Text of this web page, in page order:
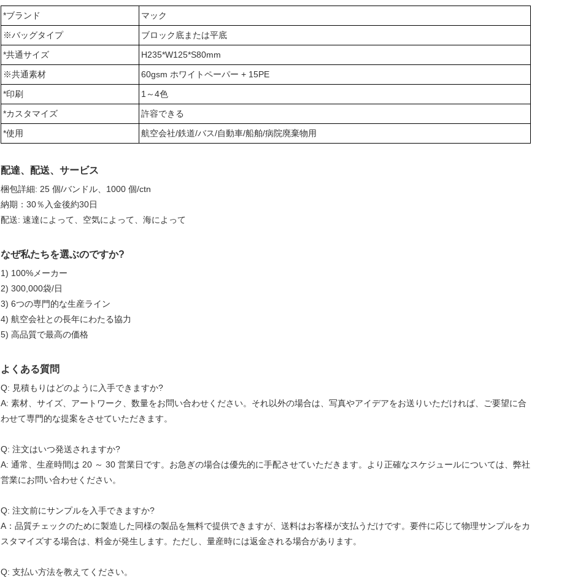
*ブランド
マック
※バッグタイプ
ブロック底または平底
*共通サイズ
H235*W125*S80mm
※共通素材
60gsm ホワイトペーパー + 15PE
*印刷
1～4色
*カスタマイズ
許容できる
*使用
航空会社/鉄道/バス/自動車/船舶/病院廃棄物用
配達、配送、サービス
梱包詳細: 25 個/バンドル、1000 個/ctn
納期：30％入金後約30日
配送: 速達によって、空気によって、海によって
なぜ私たちを選ぶのですか?
1) 100%メーカー
2) 300,000袋/日
3) 6つの専門的な生産ライン
4) 航空会社との長年にわたる協力
5) 高品質で最高の価格
よくある質問
Q: 見積もりはどのように入手できますか?
A: 素材、サイズ、アートワーク、数量をお問い合わせください。それ以外の場合は、写真やアイデアをお送りいただければ、ご要望に合
わせて専門的な提案をさせていただきます。
Q: 注文はいつ発送されますか?
A: 通常、生産時間は 20 ～ 30 営業日です。お急ぎの場合は優先的に手配させていただきます。より正確なスケジュールについては、弊社
営業にお問い合わせください。
Q: 注文前にサンプルを入手できますか?
A：品質チェックのために製造した同様の製品を無料で提供できますが、送料はお客様が支払うだけです。要件に応じて物理サンプルをカ
スタマイズする場合は、料金が発生します。ただし、量産時には返金される場合があります。
Q: 支払い方法を教えてください。